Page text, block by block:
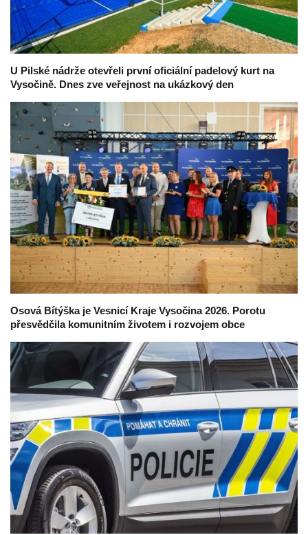
U Pilské nádrže otevřeli první oficiální padelový kurt na
Vysočině. Dnes zve veřejnost na ukázkový den
Osová Bítýška je Vesnicí Kraje Vysočina 2026. Porotu
přesvědčila komunitním životem i rozvojem obce